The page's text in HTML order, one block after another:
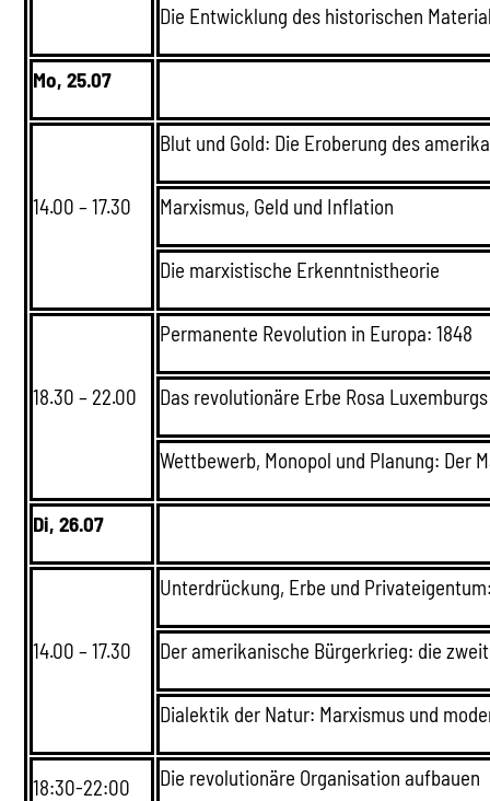
Die Entwicklung des historischen
Mo, 25.07
14.00 – 17.30
Blut und Gold: Die Eroberung des
Marxismus, Geld und Inflation
Die marxistische Erkenntnistheorie
18.30 – 22.00
Permanente Revolution in Europa: 1848
Das revolutionäre Erbe Rosa Luxemburgs
Wettbewerb, Monopol und Planung: Der
Di, 26.07
14.00 – 17.30
Unterdrückung, Erbe und
Der amerikanische Bürgerkrieg: die
Dialektik der Natur: Marxismus und
18:30-22:00 Die revolutionäre Organisation aufbauen